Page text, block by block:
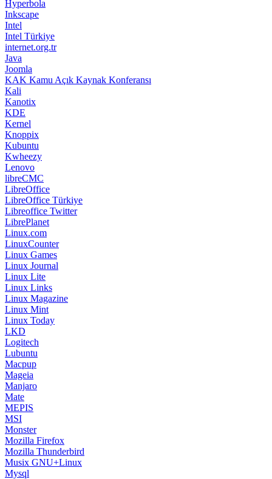
Hyperbola
Inkscape
Intel
Intel Türkiye
internet.org.tr
Java
Joomla
KAK Kamu Açık Kaynak Konferansı
Kali
Kanotix
KDE
Kernel
Knoppix
Kubuntu
Kwheezy
Lenovo
libreCMC
LibreOffice
LibreOffice Türkiye
Libreoffice Twitter
LibrePlanet
Linux.com
LinuxCounter
Linux Games
Linux Journal
Linux Lite
Linux Links
Linux Magazine
Linux Mint
Linux Today
LKD
Logitech
Lubuntu
Macpup
Mageia
Manjaro
Mate
MEPIS
MSI
Monster
Mozilla Firefox
Mozilla Thunderbird
Musix GNU+Linux
Mysql